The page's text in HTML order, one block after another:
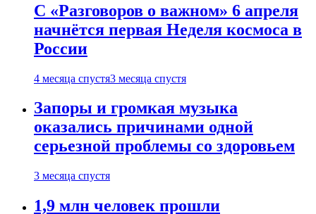
С «Разговоров о важном» 6 апреля
начнётся первая Неделя космоса в
России
4 месяца спустя3 месяца спустя
Запоры и громкая музыка
оказались причинами одной
серьезной проблемы со здоровьем
3 месяца спустя
1,9 млн человек прошли